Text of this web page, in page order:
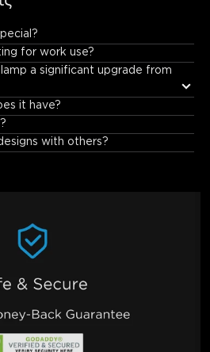
lighting effects. • Fun music
displays that create an
for work use?
a significant upgrade from
it have?
with others?